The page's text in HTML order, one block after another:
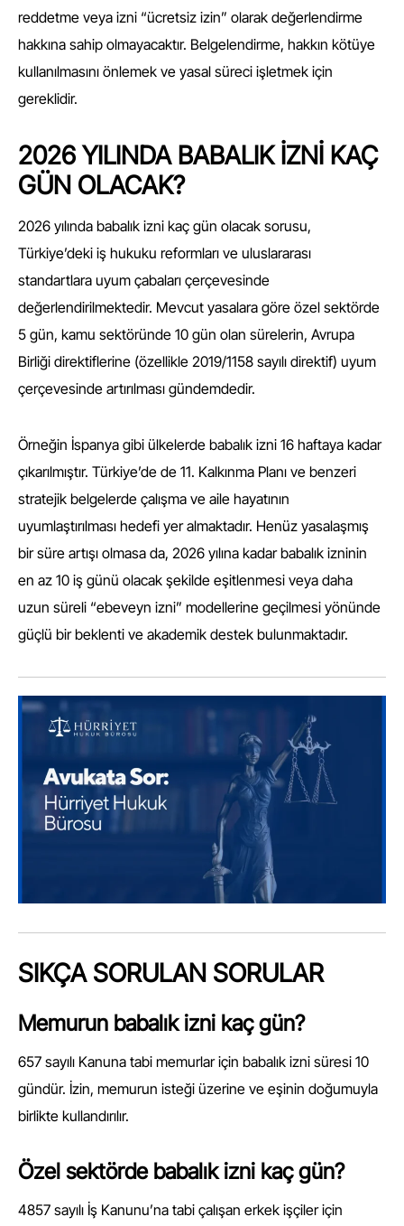
reddetme veya izni “ücretsiz izin” olarak değerlendirme
hakkına sahip olmayacaktır. Belgelendirme, hakkın kötüye
kullanılmasını önlemek ve yasal süreci işletmek için
gereklidir.
2026 YILINDA BABALIK İZNİ KAÇ
GÜN OLACAK?
2026 yılında babalık izni kaç gün olacak sorusu,
Türkiye’deki iş hukuku reformları ve uluslararası
standartlara uyum çabaları çerçevesinde
değerlendirilmektedir. Mevcut yasalara göre özel sektörde
5 gün, kamu sektöründe 10 gün olan sürelerin, Avrupa
Birliği direktiflerine (özellikle 2019/1158 sayılı direktif) uyum
çerçevesinde artırılması gündemdedir.
Örneğin İspanya gibi ülkelerde babalık izni 16 haftaya kadar
çıkarılmıştır. Türkiye’de de 11. Kalkınma Planı ve benzeri
stratejik belgelerde çalışma ve aile hayatının
uyumlaştırılması hedefi yer almaktadır. Henüz yasalaşmış
bir süre artışı olmasa da, 2026 yılına kadar babalık izninin
en az 10 iş günü olacak şekilde eşitlenmesi veya daha
uzun süreli “ebeveyn izni” modellerine geçilmesi yönünde
güçlü bir beklenti ve akademik destek bulunmaktadır.
SIKÇA SORULAN SORULAR
Memurun babalık izni kaç gün?
657 sayılı Kanuna tabi memurlar için babalık izni süresi 10
gündür. İzin, memurun isteği üzerine ve eşinin doğumuyla
birlikte kullandırılır.
Özel sektörde babalık izni kaç gün?
4857 sayılı İş Kanunu’na tabi çalışan erkek işçiler için